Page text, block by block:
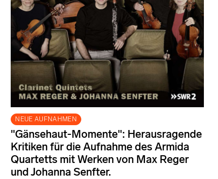
NEUE AUFNAHMEN
"Gänsehaut-Momente": Herausragende
Kritiken für die Aufnahme des Armida
Quartetts mit Werken von Max Reger
und Johanna Senfter.